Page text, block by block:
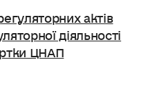
актів
діяльності
ЦНАП